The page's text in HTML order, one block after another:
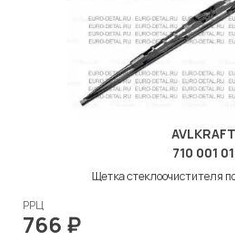
AVLKRAFT
710 001 01
Щетка стеклоочистителя
РРЦ
766 ₽